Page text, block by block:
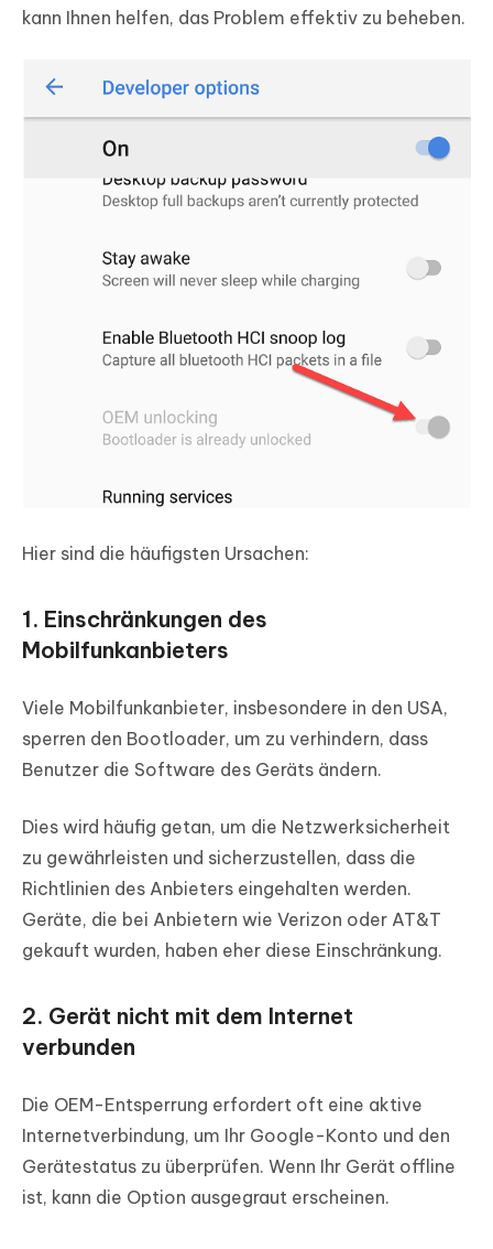
kann Ihnen helfen, das Problem effektiv zu beheben.
Hier sind die häufigsten Ursachen:
1. Einschränkungen des
Mobilfunkanbieters
Viele Mobilfunkanbieter, insbesondere in den USA,
sperren den Bootloader, um zu verhindern, dass
Benutzer die Software des Geräts ändern.
Dies wird häufig getan, um die Netzwerksicherheit
zu gewährleisten und sicherzustellen, dass die
Richtlinien des Anbieters eingehalten werden.
Geräte, die bei Anbietern wie Verizon oder AT&T
gekauft wurden, haben eher diese Einschränkung.
2. Gerät nicht mit dem Internet
verbunden
Die OEM-Entsperrung erfordert oft eine aktive
Internetverbindung, um Ihr Google-Konto und den
Gerätestatus zu überprüfen. Wenn Ihr Gerät offline
ist, kann die Option ausgegraut erscheinen.